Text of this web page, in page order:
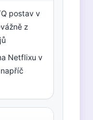
postav v
z
Netflixu v